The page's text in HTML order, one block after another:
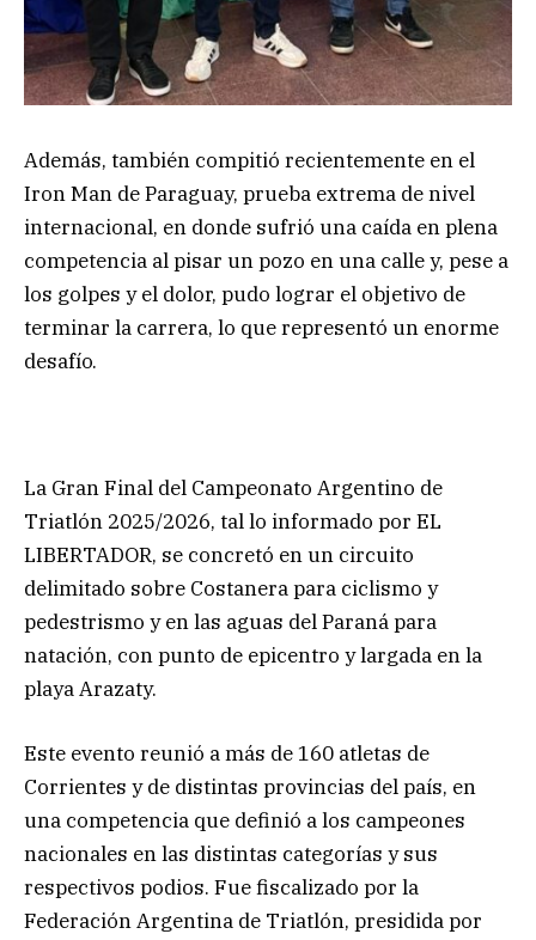
Además, también compitió recientemente en el
Iron Man de Paraguay, prueba extrema de nivel
internacional, en donde sufrió una caída en plena
competencia al pisar un pozo en una calle y, pese a
los golpes y el dolor, pudo lograr el objetivo de
terminar la carrera, lo que representó un enorme
desafío.
La Gran Final del Campeonato Argentino de
Triatlón 2025/2026, tal lo informado por EL
LIBERTADOR, se concretó en un circuito
delimitado sobre Costanera para ciclismo y
pedestrismo y en las aguas del Paraná para
natación, con punto de epicentro y largada en la
playa Arazaty.
Este evento reunió a más de 160 atletas de
Corrientes y de distintas provincias del país, en
una competencia que definió a los campeones
nacionales en las distintas categorías y sus
respectivos podios. Fue fiscalizado por la
Federación Argentina de Triatlón, presidida por